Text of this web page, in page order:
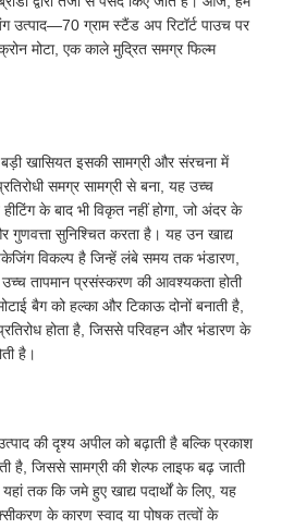
उत्पाद—70 ग्राम स्टैंड अप रिटॉर्ट पाउच पर
मोटा, एक काले मुद्रित समग्र फिल्म
खासियत इसकी सामग्री और संरचना में
समग्र सामग्री से बना, यह उच्च
हीटिंग के बाद भी विकृत नहीं होगा, जो अंदर के
गुणवत्ता सुनिश्चित करता है। यह उन खाद्य
पैकेजिंग विकल्प है जिन्हें लंबे समय तक भंडारण,
तापमान प्रसंस्करण की आवश्यकता होती
बैग को हल्का और टिकाऊ दोनों बनाती है,
होता है, जिससे परिवहन और भंडारण के
है।
की दृश्य अपील को बढ़ाती है बल्कि प्रकाश
है, जिससे सामग्री की शेल्फ लाइफ बढ़ जाती
तक ​​कि जमे हुए खाद्य पदार्थों के लिए, यह
के कारण स्वाद या पोषक तत्वों के